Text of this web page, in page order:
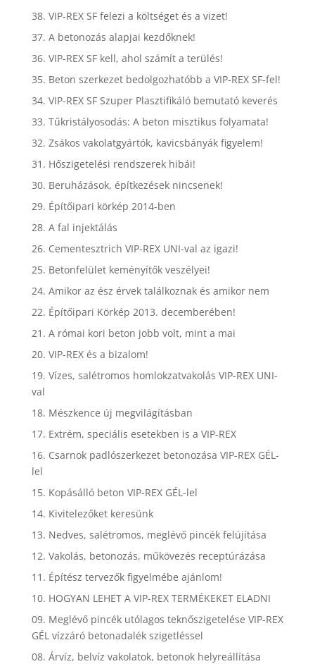
38. VIP-REX SF felezi a költséget és a vizet!
37. A betonozás alapjai kezdőknek!
36. VIP-REX SF kell, ahol számít a terülés!
35. Beton szerkezet bedolgozhatóbb a VIP-REX SF-fel!
34. VIP-REX SF Szuper Plasztifikáló bemutató keverés
33. Tűkristályosodás: A beton misztikus folyamata!
32. Zsákos vakolatgyártók, kavicsbányák figyelem!
31. Hőszigetelési rendszerek hibái!
30. Beruházások, építkezések nincsenek!
29. Építőipari körkép 2014-ben
28. A fal injektálás
26. Cementesztrich VIP-REX UNI-val az igazi!
25. Betonfelület keményítők veszélyei!
24. Amikor az ész érvek találkoznak és amikor nem
22. Építőipari Körkép 2013. decemberében!
21. A római kori beton jobb volt, mint a mai
20. VIP-REX és a bizalom!
19. Vízes, salétromos homlokzatvakolás VIP-REX UNI-
val
18. Mészkence új megvilágításban
17. Extrém, speciális esetekben is a VIP-REX
16. Csarnok padlószerkezet betonozása VIP-REX GÉL-
lel
15. Kopásálló beton VIP-REX GÉL-lel
14. Kivitelezőket keresünk
13. Nedves, salétromos, meglévő pincék felújítása
12. Vakolás, betonozás, műkövezés receptúrázása
11. Építész tervezők figyelmébe ajánlom!
10. HOGYAN LEHET A VIP-REX TERMÉKEKET ELADNI
09. Meglévő pincék utólagos teknőszigetelése VIP-REX
GÉL vízzáró betonadalék szigetléssel
08. Árvíz, belvíz vakolatok, betonok helyreállítása